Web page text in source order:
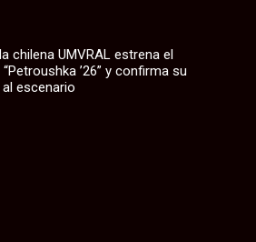
chilena UMVRAL estrena el
’26” y confirma su
escenario